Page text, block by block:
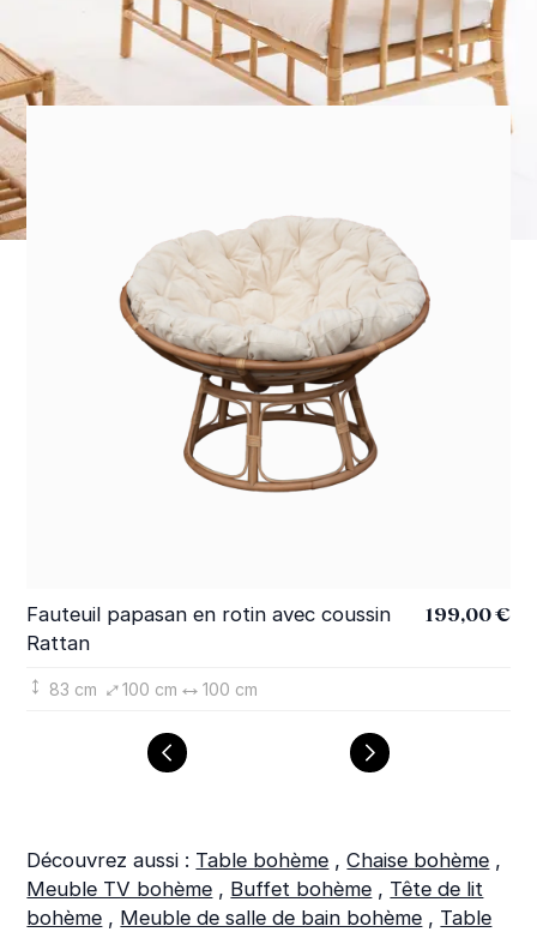
Fauteuil papasan en rotin avec coussin
Rattan
199,00 €
83 cm 100 cm 100 cm
Découvrez aussi : Table bohème ,Chaise bohème ,
Meuble TV bohème , Buffet bohème , Tête de lit
bohème , Meuble de salle de bain bohème , Table